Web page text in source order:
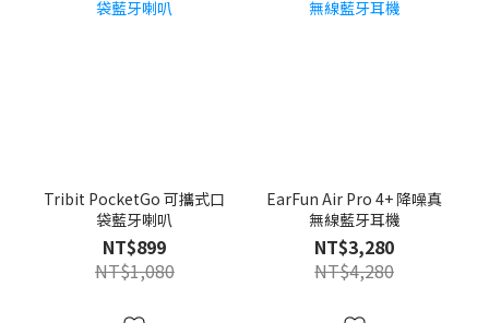
Tribit PocketGo 可攜式口
袋藍牙喇叭
NT$899
NT$1,080
EarFun Air Pro 4+ 降噪真
無線藍牙耳機
NT$3,280
NT$4,280